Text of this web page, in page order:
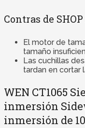
Contras de
El motor de
tamaño
Las cuchillas
tardan en cortar
WEN CT1065
inmersión
inmersión de